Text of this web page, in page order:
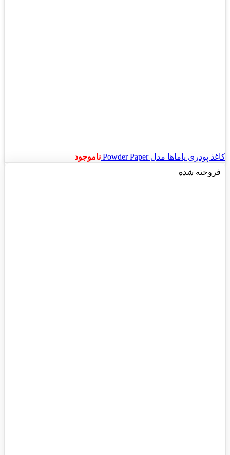
کاغذ پودری یاماها مدل Powder Paper
ناموجود
فروخته شده